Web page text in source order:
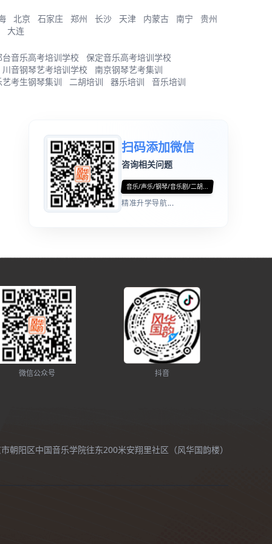
北京 石家庄 郑州 长沙 天津 内蒙古 南宁
贵州
大连
台音乐高考培训学校
保定音乐高考培训学校
川音钢琴艺考培训学校
南京钢琴艺考集训
艺考生钢琴集训
二胡培训 器乐培训 音乐培训
扫码添加微信
咨询相关问题
音乐/声乐/钢琴/音乐剧/二胡...
精准升学导航...
微信公众号 抖音
朝阳区中国音乐学院往东200米安翔里社区（风华国韵楼）